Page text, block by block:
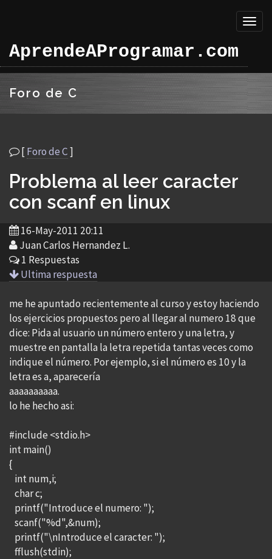
AprendeAProgramar.com
Foro de C
[Foro de C]
Problema al leer caracter
con scanf en linux
16-May-2011 20:11
Juan Carlos Hernandez L.
1 Respuestas
Ultima respuesta
me he apuntado recientemente al curso y estoy haciendo
los ejercicios propuestos pero al llegar al numero 18 que
dice: Pida al usuario un número entero y una letra, y
muestre en pantalla la letra repetida tantas veces como
indique el número. Por ejemplo, si el número es 10 y la
letra es a, aparecerí­a
aaaaaaaaaa.
lo he hecho asi:
#include <stdio.h>
int main()
{
int num,i;
char c;
printf("Introduce el numero: ");
scanf("%d",&num);
printf("\nIntroduce el caracter: ");
fflush(stdin);